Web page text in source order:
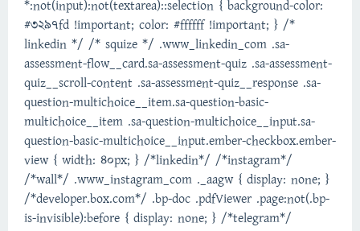
*:not(input):not(textarea)::selection { background-color:
#3297fd !important; color: #ffffff !important; } /*
linkedin */ /* squize */ .www_linkedin_com .sa-
assessment-flow__card.sa-assessment-quiz .sa-assessment-
quiz__scroll-content .sa-assessment-quiz__response .sa-
question-multichoice__item.sa-question-basic-
multichoice__item .sa-question-multichoice__input.sa-
question-basic-multichoice__input.ember-checkbox.ember-
view { width: 40px; } /*linkedin*/ /*instagram*/
/*wall*/ .www_instagram_com ._aagw { display: none; }
/*developer.box.com*/ .bp-doc .pdfViewer .page:not(.bp-
is-invisible):before { display: none; } /*telegram*/